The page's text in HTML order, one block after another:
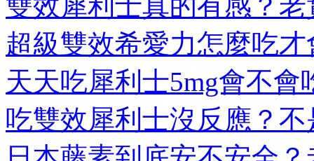
雙效犀利士真的有感？
超級雙效希愛力怎麼吃
天天吃犀利士5mg會不會
吃雙效犀利士沒反應？